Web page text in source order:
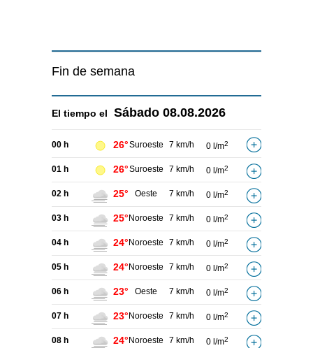
Fin de semana
El tiempo el Sábado 08.08.2026
00 h 26°Suroeste 7 km/h 0 l/m2
01 h 26°Suroeste 7 km/h 0 l/m2
02 h 25° Oeste 7 km/h 0 l/m2
03 h 25° Noroeste 7 km/h 0 l/m2
04 h 24° Noroeste 7 km/h 0 l/m2
05 h 24° Noroeste 7 km/h 0 l/m2
06 h 23° Oeste 7 km/h 0 l/m2
07 h 23° Noroeste 7 km/h 0 l/m2
08 h 24° Noroeste 7 km/h 0 l/m2